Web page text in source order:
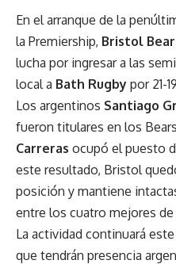
En el arranque de la
la Premiership, Bristol
lucha por ingresar a las
local a Bath Rugby por 21-
Los argentinos Santiago
fueron titulares en los
Carreras ocupó el puesto
este resultado, Bristol
posición y mantiene
entre los cuatro mejores
La actividad continuará
que tendrán presencia